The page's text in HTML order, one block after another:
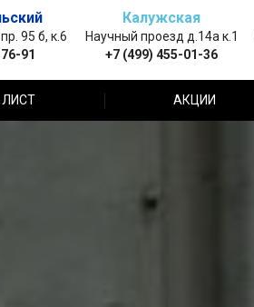
95 б, к.6
91
Калужская
Научный проезд д.14а к.1
+7 (499) 455-01-36
ЛИСТ АКЦИИ